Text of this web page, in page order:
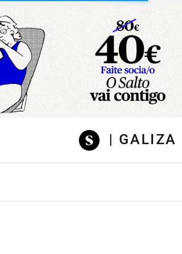
| GALIZA